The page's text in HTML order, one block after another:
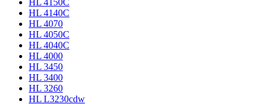
HL 4140C
HL 4070
HL 4050C
HL 4040C
HL 4000
HL 3450
HL 3400
HL 3260
HL L3230cdw